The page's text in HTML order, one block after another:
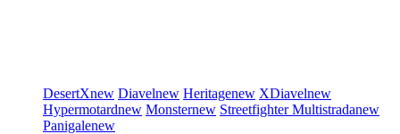
DesertXnew Diavelnew Heritagenew XDiavelnew
Hypermotardnew Monsternew StreetfighterMultistradanew
Panigalenew